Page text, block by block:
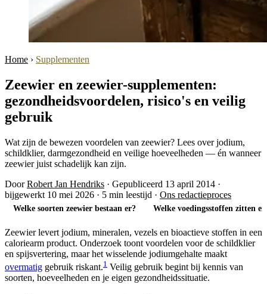
Home › Supplementen
Zeewier en zeewier-supplementen:
gezondheidsvoordelen, risico's en veilig
gebruik
Wat zijn de bewezen voordelen van zeewier? Lees over jodium,
schildklier, darmgezondheid en veilige hoeveelheden — én wanneer
zeewier juist schadelijk kan zijn.
DoorRobert Jan Hendriks · Gepubliceerd 13 april 2014 ·
bijgewerkt 10 mei 2026 · 5 min leestijd · Ons redactieproces
Welke soorten zeewier bestaan er? Welke voedingsstoffen zitten
Zeewier levert jodium, mineralen, vezels en bioactieve stoffen in een
caloriearm product. Onderzoek toont voordelen voor de schildklier
en spijsvertering, maar het wisselende jodiumgehalte maakt
overmatig gebruik riskant.1 Veilig gebruik begint bij kennis van
soorten, hoeveelheden en je eigen gezondheidssituatie.